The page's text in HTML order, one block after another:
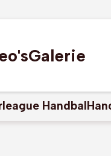
Galerie
Handbal